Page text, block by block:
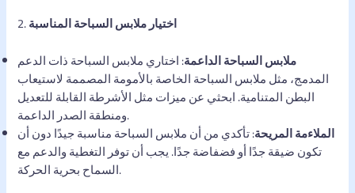
2.اختيار ملابس السباحة المناسبة
ملابس السباحة الداعمة: اختاري ملابس السباحة ذات الدعم
المدمج، مثل ملابس السباحة الخاصة بالأمومة المصممة لاستيعاب
البطن المتنامية. ابحثي عن ميزات مثل الأشرطة القابلة للتعديل
ومنطقة الصدر الداعمة.
الملاءمة المريحة: تأكدي من أن ملابس السباحة مناسبة جيدًا دون أن
تكون ضيقة جدًا أو فضفاضة جدًا. يجب أن توفر التغطية والدعم مع
السماح بحرية الحركة.